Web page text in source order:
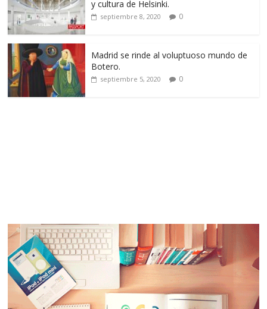
y cultura de Helsinki.
septiembre 8, 2020 0
Madrid se rinde al voluptuoso mundo de
Botero.
septiembre 5, 2020 0